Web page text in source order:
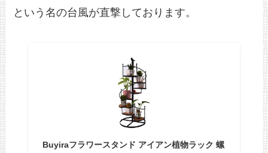
という名の台風が直撃しております。
Buyiraフラワースタンド アイアン植物ラック 螺